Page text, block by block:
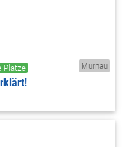
Plätze Murnau